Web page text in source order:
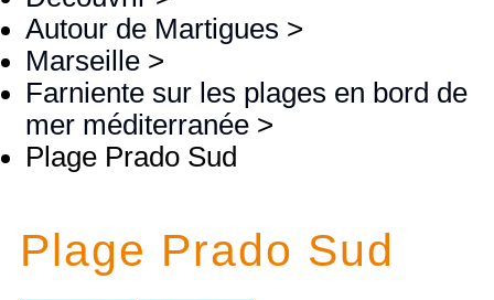
Autour de Martigues >
Marseille >
Farniente sur les plages en bord de
mer méditerranée >
Plage Prado Sud
Plage Prado Sud